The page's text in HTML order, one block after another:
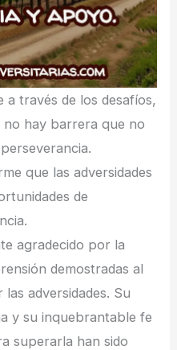
a través de los desafíos,
hay barrera que no
que las adversidades
de
agradecido por la
demostradas al
adversidades. Su
y su inquebrantable fe
superarla han sido